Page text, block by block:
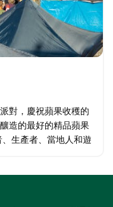
對，慶祝蘋果收穫的
造的最好的精品蘋果
生產者、當地人和遊